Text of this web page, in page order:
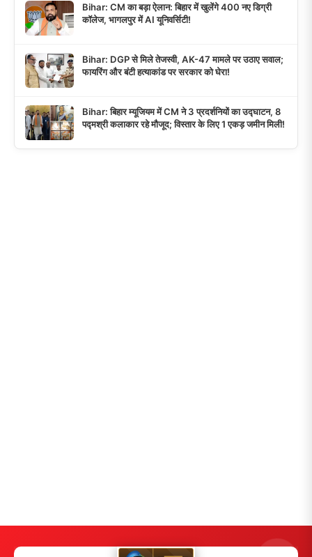
Bihar: CM का बड़ा ऐलान: बिहार में खुलेंगे 400 नए डिग्री
कॉलेज, भागलपुर में AI यूनिवर्सिटी!
Bihar: DGP से मिले तेजस्वी, AK-47 मामले पर उठाए सवाल;
फायरिंग और बंटी हत्याकांड पर सरकार को घेरा!
Bihar: बिहार म्यूजियम में CM ने 3 प्रदर्शनियों का उद्घाटन, 8
पद्मश्री कलाकार रहे मौजूद; विस्तार के लिए 1 एकड़ जमीन मिली!